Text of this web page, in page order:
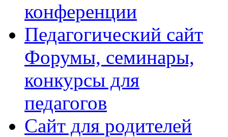
конференции
Педагогический сайт
Форумы, семинары,
конкурсы для
педагогов
Сайт для родителей